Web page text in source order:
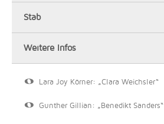
Stab
Weitere Infos
Lara Joy Körner: „Clara Weichsler“
Gunther Gillian: „Benedikt Sanders“